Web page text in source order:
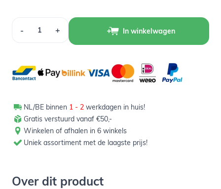
- + In winkelwagen
NL/BE binnen 1 - 2 werkdagen in huis!
Gratis verstuurd vanaf €50,-
Winkelen of afhalen in 6 winkels
Uniek assortiment met de laagste prijs!
Over dit product